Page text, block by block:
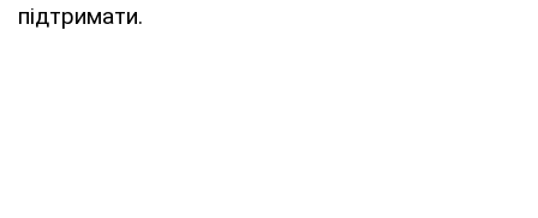
підтримати.